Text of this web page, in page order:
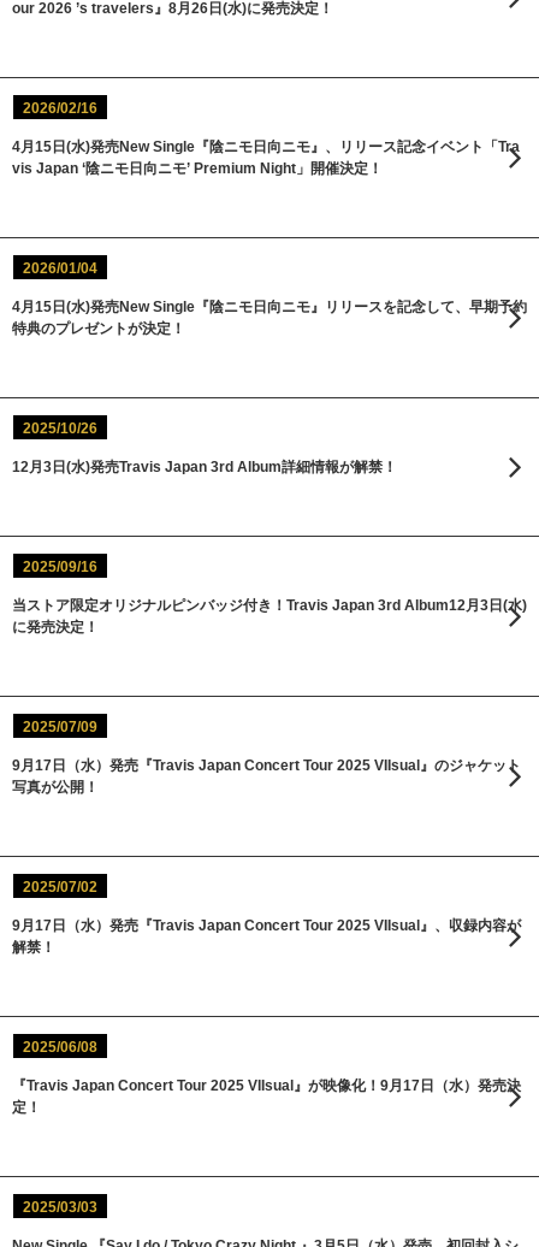
our 2026 ’s travelers』8月26日(水)に発売決定！
2026/02/16
4月15日(水)発売New Single『陰ニモ日向ニモ』、リリース記念イベント「Tra
vis Japan ‘陰ニモ日向ニモ’ Premium Night」開催決定！
2026/01/04
4月15日(水)発売New Single『陰ニモ日向ニモ』リリースを記念して、早期予約
特典のプレゼントが決定！
2025/10/26
12月3日(水)発売Travis Japan 3rd Album詳細情報が解禁！
2025/09/16
当ストア限定オリジナルピンバッジ付き！Travis Japan 3rd Album12月3日(水)
に発売決定！
2025/07/09
9月17日（水）発売『Travis Japan Concert Tour 2025 VIIsual』のジャケット
写真が公開！
2025/07/02
9月17日（水）発売『Travis Japan Concert Tour 2025 VIIsual』、収録内容が
解禁！
2025/06/08
『Travis Japan Concert Tour 2025 VIIsual』が映像化！9月17日（水）発売決
定！
2025/03/03